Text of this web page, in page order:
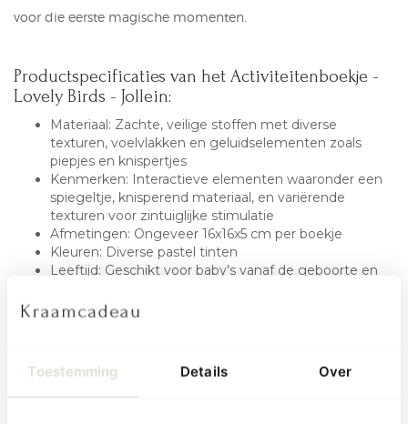
Toestemming Details Over
voor die eerste magische momenten.
Productspecificaties van het Activiteitenboekje -
Lovely Birds - Jollein:
Materiaal: Zachte, veilige stoffen met diverse
texturen, voelvlakken en geluidselementen zoals
piepjes en knispertjes
Kenmerken: Interactieve elementen waaronder een
spiegeltje, knisperend materiaal, en variërende
texturen voor zintuiglijke stimulatie
Afmetingen: Ongeveer 16x16x5 cm per boekje
Kleuren: Diverse pastel tinten
Leeftijd: Geschikt voor baby's vanaf de geboorte en
Onderhoud: Handwas aanbevolen
Het activiteitenboekje Lovely Birds bevat vier pagina’s met